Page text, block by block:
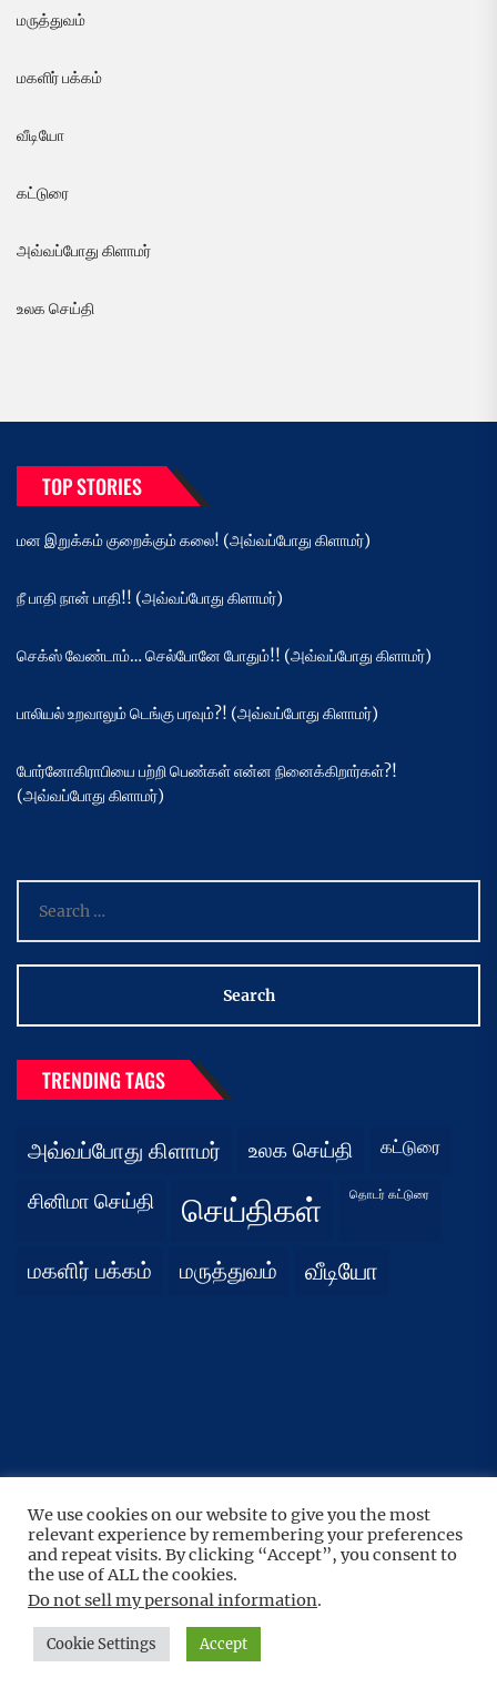
மருத்துவம்
மகளிர் பக்கம்
வீடியோ
கட்டுரை
அவ்வப்போது கிளாமர்
உலக செய்தி
TOP STORIES
மன இறுக்கம் குறைக்கும் கலை! (அவ்வப்போது கிளாமர்)
நீ பாதி நான் பாதி!! (அவ்வப்போது கிளாமர்)
செக்ஸ் வேண்டாம்… செல்போனே போதும்!! (அவ்வப்போது கிளாமர்)
பாலியல் உறவாலும் டெங்கு பரவும்?! (அவ்வப்போது கிளாமர்)
போர்னோகிராபியை பற்றி பெண்கள் என்ன நினைக்கிறார்கள்?!
(அவ்வப்போது கிளாமர்)
for:
TRENDING TAGS
அவ்வப்போது கிளாமர் உலக செய்தி கட்டுரை
சினிமா செய்தி செய்திகள் தொடர் கட்டுரை
மகளிர் பக்கம் மருத்துவம் வீடியோ
UP↑
Copyright © 2026 நிதர்சனம்.All rights reserved.
Theme: BoundlessNews ByThemeinwp.
WordPress.
HomePrivacyAthirady
We use cookies on our website to give you the most
relevant experience by remembering your preferences
and repeat visits. By clicking “Accept”, you consent to
the use of ALL the cookies.
Do not sell my personal information.
Cookie Settings Accept